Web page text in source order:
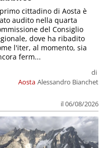
Aosta
di
Alessandro Bianchet
il 06/08/2026
cittadino di Aosta è
audito nella quarta
del Consiglio
dove ha ribadito
l'iter, al momento, sia
ferm...